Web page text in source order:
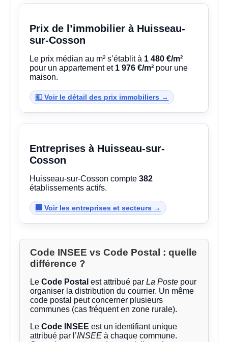
Prix de l’immobilier à Huisseau-
sur-Cosson
Le prix médian au m² s’établit à 1 480 €/m²
pour un appartement et 1 976 €/m² pour une
maison.
💶 Voir le détail des prix immobiliers →
Entreprises à Huisseau-sur-
Cosson
Huisseau-sur-Cosson compte382
établissements actifs.
🏢 Voir les entreprises et secteurs →
Code INSEE vs Code Postal : quelle
différence ?
LeCode Postal est attribué parLa Poste pour
organiser la distribution du courrier. Un même
code postal peut concerner plusieurs
communes (cas fréquent en zone rurale).
LeCode INSEE est un identifiant unique
attribué par l’INSEE à chaque commune.